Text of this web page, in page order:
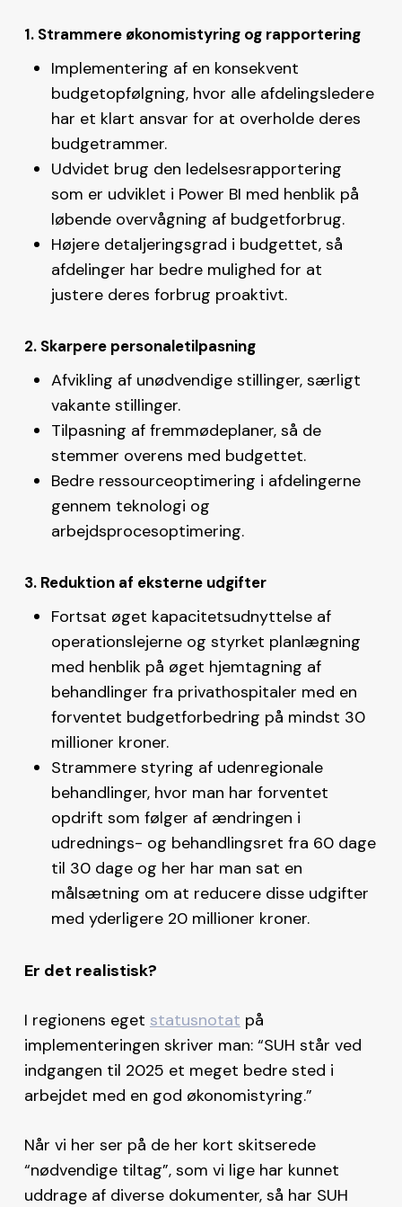
1. Strammere økonomistyring og rapportering
Implementering af en konsekvent
budgetopfølgning, hvor alle afdelingsledere
har et klart ansvar for at overholde deres
budgetrammer.
Udvidet brug den ledelsesrapportering
som er udviklet i Power BI med henblik på
løbende overvågning af budgetforbrug.
Højere detaljeringsgrad i budgettet, så
afdelinger har bedre mulighed for at
justere deres forbrug proaktivt.
2. Skarpere personaletilpasning
Afvikling af unødvendige stillinger, særligt
vakante stillinger.
Tilpasning af fremmødeplaner, så de
stemmer overens med budgettet.
Bedre ressourceoptimering i afdelingerne
gennem teknologi og
arbejdsprocesoptimering.
3. Reduktion af eksterne udgifter
Fortsat øget kapacitetsudnyttelse af
operationslejerne og styrket planlægning
med henblik på øget hjemtagning af
behandlinger fra privathospitaler med en
forventet budgetforbedring på mindst 30
millioner kroner.
Strammere styring af udenregionale
behandlinger, hvor man har forventet
opdrift som følger af ændringen i
udrednings- og behandlingsret fra 60 dage
til 30 dage og her har man sat en
målsætning om at reducere disse udgifter
med yderligere 20 millioner kroner.
Er det realistisk?
I regionens eget statusnotat på
implementeringen skriver man: “SUH står ved
indgangen til 2025 et meget bedre sted i
arbejdet med en god økonomistyring.”
Når vi her ser på de her kort skitserede
“nødvendige tiltag”, som vi lige har kunnet
uddrage af diverse dokumenter, så har SUH